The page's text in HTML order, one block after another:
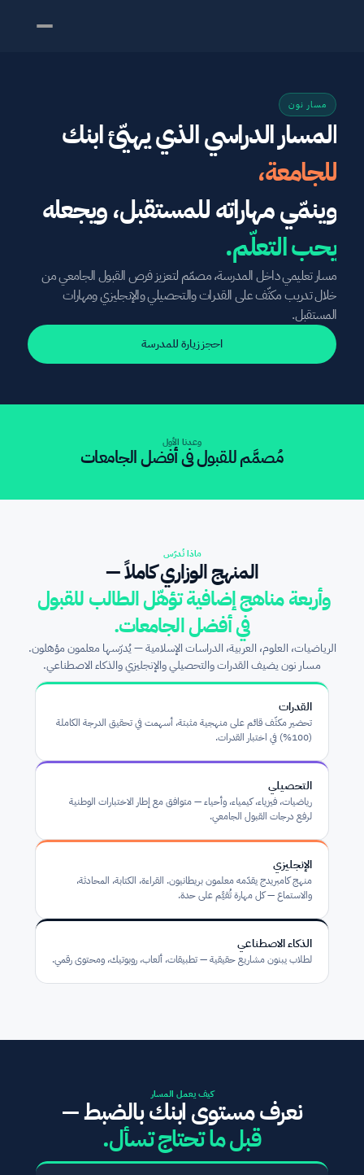
مسار نون
المسار الدراسي الذي يهيّئ ابنك
للجامعة،
وينمّي مهاراته للمستقبل، ويجعله
يحب التعلّم.
مسار تعليمي داخل المدرسة، مصمّم لتعزيز فرص القبول الجامعي من
خلال تدريب مكثّف على القدرات والتحصيلي والإنجليزي ومهارات
المستقبل.
احجز زيارة للمدرسة
وعدنا الأول
مُصمَّم للقبول في أفضل الجامعات
ماذا نُدرّس
المنهج الوزاري كاملاً —
وأربعة مناهج إضافية تؤهّل الطالب للقبول
في أفضل الجامعات.
مسار نون يضيف القدرات والتحصيلي والإنجليزي والذكاء الاصطناعي.
القدرات
تحضير مكثّف قائم على منهجية مثبتة، أسهمت في تحقيق الدرجة الكاملة
(100%) في اختبار القدرات.
التحصيلي
رياضيات، فيزياء، كيمياء، وأحياء — متوافق مع إطار الاختبارات الوطنية
لرفع درجات القبول الجامعي.
الإنجليزي
والاستماع — كل مهارة تُقيَّم على حدة.
الذكاء الاصطناعي
لطلاب يبنون مشاريع حقيقية — تطبيقات، ألعاب، روبوتيك، ومحتوى رقمي.
كيف يعمل المسار
نعرف مستوى ابنك بالضبط —
قبل ما تحتاج تسأل.